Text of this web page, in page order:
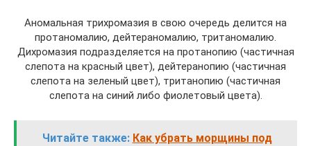
Аномальная трихромазия в свою очередь делится на
протаномалию, дейтераномалию, тританомалию.
Дихромазия подразделяется на протанопию (частичная
слепота на красный цвет), дейтеранопию (частичная
слепота на зеленый цвет), тританопию (частичная
слепота на синий либо фиолетовый цвета).
Читайте также: Как убрать морщины под